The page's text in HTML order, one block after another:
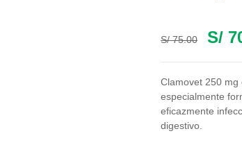
S/75.00 S/
Clamovet 250 mg
especialmente
eficazmente
digestivo.